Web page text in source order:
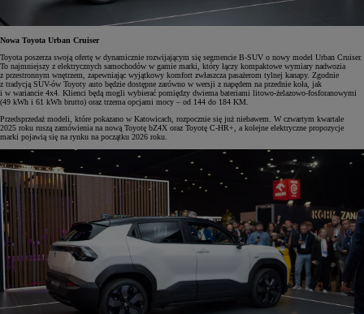
Nowa Toyota Urban Cruiser
Toyota poszerza swoją ofertę w dynamicznie rozwijającym się segmencie B-SUV o nowy model Urban Cruiser.
To najmniejszy z elektrycznych samochodów w gamie marki, który łączy kompaktowe wymiary nadwozia
z przestronnym wnętrzem, zapewniając wyjątkowy komfort zwłaszcza pasażerom tylnej kanapy. Zgodnie
z tradycją SUV-ów Toyoty auto będzie dostępne zarówno w wersji z napędem na przednie koła, jak
i w wariancie 4x4. Klienci będą mogli wybierać pomiędzy dwiema bateriami litowo-żelazowo-fosforanowymi
(49 kWh i 61 kWh brutto) oraz trzema opcjami mocy – od 144 do 184 KM.
Przedsprzedaż modeli, które pokazano w Katowicach, rozpocznie się już niebawem. W czwartym kwartale
2025 roku ruszą zamówienia na nową Toyotę bZ4X oraz Toyotę C-HR+, a kolejne elektryczne propozycje
marki pojawią się na rynku na początku 2026 roku.